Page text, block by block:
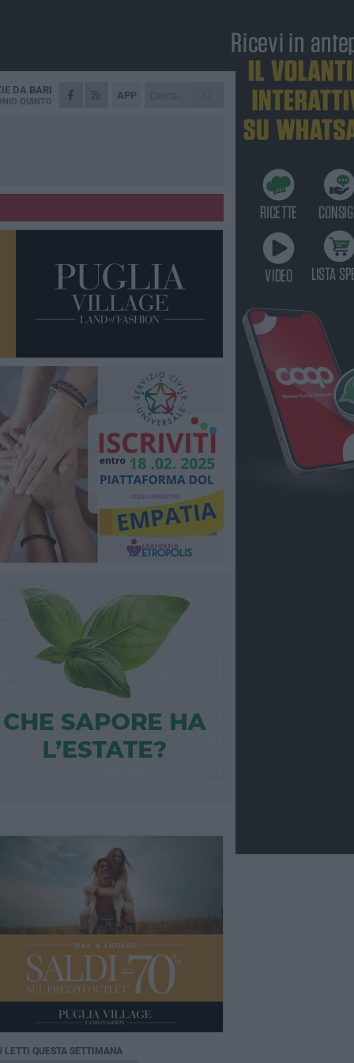
APP
DA BARI
QUINTO
LETTI QUESTA SETTIMANA